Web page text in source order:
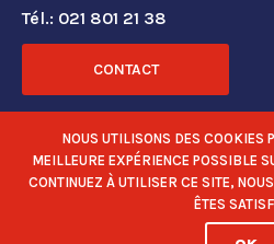
Tél.: 021 801 21 38
CONTACT
RÉSEAUX SOCIAUX
NOUS UTILISONS DES COOKIES
MEILLEURE EXPÉRIENCE POSSIBLE
CONTINUEZ À UTILISER CE SITE,
ÊTES